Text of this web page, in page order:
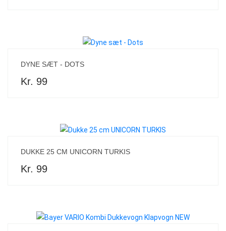
DYNE SÆT - DOTS
Kr. 99
DUKKE 25 CM UNICORN TURKIS
Kr. 99